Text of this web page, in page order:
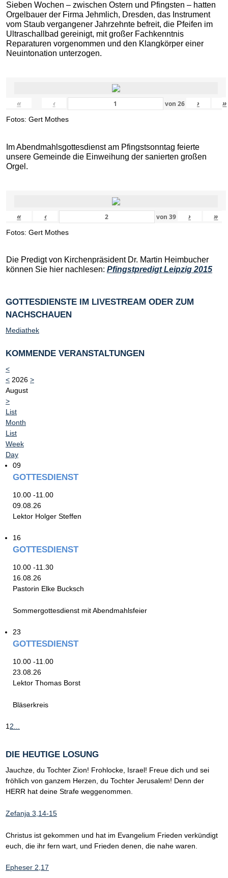
Sieben Wochen – zwischen Ostern und Pfingsten – hatten
Orgelbauer der Firma Jehmlich, Dresden, das Instrument
vom Staub vergangener Jahrzehnte befreit, die Pfeifen im
Ultraschallbad gereinigt, mit großer Fachkenntnis
Reparaturen vorgenommen und den Klangkörper einer
Neuintonation unterzogen.
« ‹ von 26 › »
Fotos: Gert Mothes
Im Abendmahlsgottesdienst am Pfingstsonntag feierte
unsere Gemeinde die Einweihung der sanierten großen
Orgel.
« ‹ von 39 › »
Fotos: Gert Mothes
Die Predigt von Kirchenpräsident Dr. Martin Heimbucher
können Sie hier nachlesen: Pfingstpredigt Leipzig 2015
GOTTESDIENSTE IM LIVESTREAM ODER ZUM
NACHSCHAUEN
Mediathek
KOMMENDE VERANSTALTUNGEN
<
< 2026 >
August
>
List
Month
List
Week
Day
09
GOTTESDIENST
10.00 -11.00
09.08.26
Lektor Holger Steffen
16
GOTTESDIENST
10.00 -11.30
16.08.26
Pastorin Elke Bucksch
Sommergottesdienst mit Abendmahlsfeier
23
GOTTESDIENST
10.00 -11.00
23.08.26
Lektor Thomas Borst
Bläserkreis
12...
DIE HEUTIGE LOSUNG
Jauchze, du Tochter Zion! Frohlocke, Israel! Freue dich und sei
fröhlich von ganzem Herzen, du Tochter Jerusalem! Denn der
HERR hat deine Strafe weggenommen.
Zefanja 3,14-15
Christus ist gekommen und hat im Evangelium Frieden verkündigt
euch, die ihr fern wart, und Frieden denen, die nahe waren.
Epheser 2,17